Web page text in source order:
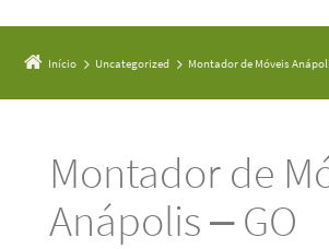
Início Uncategorized Montador de Móveis
Montador de
Anápolis – GO